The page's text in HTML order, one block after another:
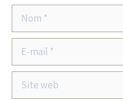
mail
Site
web